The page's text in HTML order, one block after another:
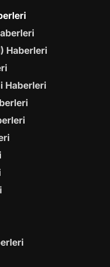
Haberleri
Haberleri